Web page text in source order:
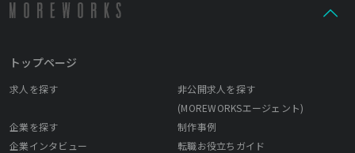
トップページ
求人を探す
非公開求人を探す
(MOREWORKSエージェント)
企業を探す
制作事例
企業インタビュー
転職お役立ちガイド